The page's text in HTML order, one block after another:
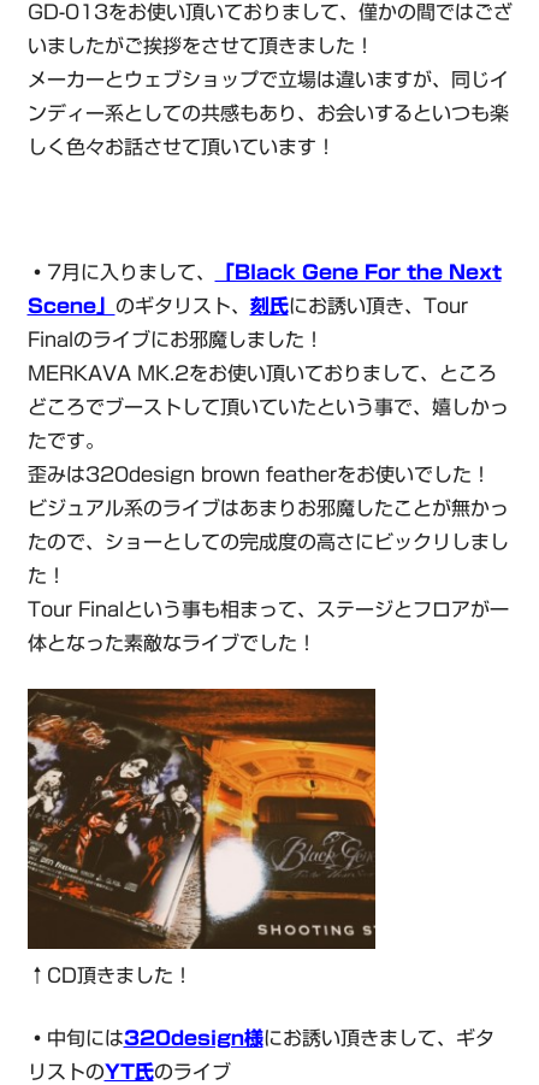
GD-013をお使い頂いておりまして、僅かの間ではござ
いましたがご挨拶をさせて頂きました！
メーカーとウェブショップで立場は違いますが、同じイ
ンディー系としての共感もあり、お会いするといつも楽
しく色々お話させて頂いています！
・ 7月に入りまして、
「Black Gene For the Next
Scene」 のギタリスト、 刻氏にお誘い頂き、Tour
Finalのライブにお邪魔しました！
MERKAVA MK.2をお使い頂いておりまして、ところ
どころでブーストして頂いていたという事で、嬉しかっ
たです。
歪みは320design brown featherをお使いでした！
ビジュアル系のライブはあまりお邪魔したことが無かっ
たので、ショーとしての完成度の高さにビックリしまし
た！
Tour Finalという事も相まって、ステージとフロアが一
体となった素敵なライブでした！
↑CD頂きました！
・ 中旬には320design様にお誘い頂きまして、ギタ
リストのYT氏のライブ